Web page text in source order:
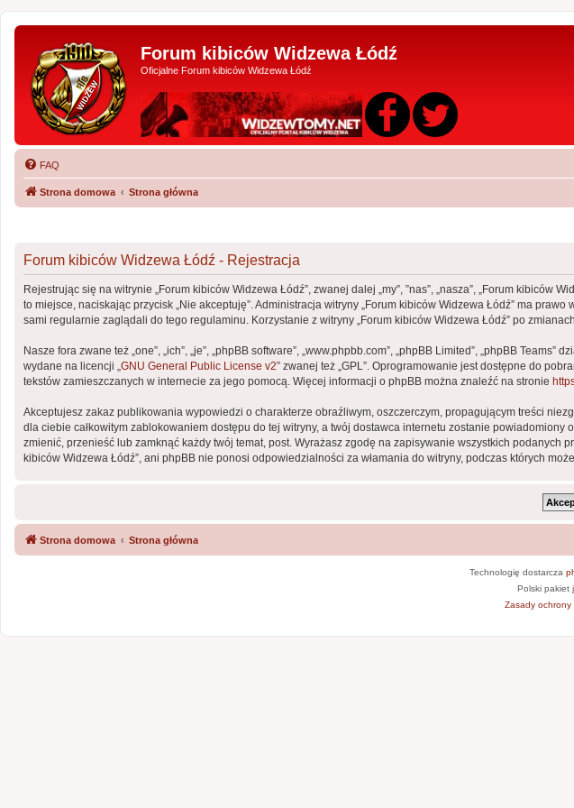
Forum kibiców Widzewa Łódź
Oficjalne Forum kibiców Widzewa Łódź
FAQ
Strona domowa Strona główna
Forum kibiców Widzewa Łódź - Rejestracja
Rejestrując się na witrynie „Forum kibiców Widzewa Łódź”, zwanej dalej „my”, ”nas”, „nasza”, „Forum
to miejsce, naciskając przycisk „Nie akceptuję”. Administracja witryny „Forum kibiców Widzewa Łódź” ma
sami regularnie zaglądali do tego regulaminu. Korzystanie z witryny „Forum kibiców Widzewa Łódź” po
Nasze fora zwane też „one”, „ich”, „je”, „phpBB software”, „www.phpbb.com”, „phpBB Limited”, „phpBB
wydane na licencji „ GNU General Public License v2” zwanej też „GPL”. Oprogramowanie jest dostępne do
tekstów zamieszczanych w internecie za jego pomocą. Więcej informacji o phpBB można znaleźć na stronie
Akceptujesz zakaz publikowania wypowiedzi o charakterze obraźliwym, oszczerczym, propagującym treści
dla ciebie całkowitym zablokowaniem dostępu do tej witryny, a twój dostawca internetu zostanie
zmienić, przenieść lub zamknąć każdy twój temat, post. Wyrażasz zgodę na zapisywanie wszystkich
kibiców Widzewa Łódź”, ani phpBB nie ponosi odpowiedzialności za włamania do witryny, podczas których
Strona domowa Strona główna
Technologię dostarcza
Polski pakiet
Zasady ochrony